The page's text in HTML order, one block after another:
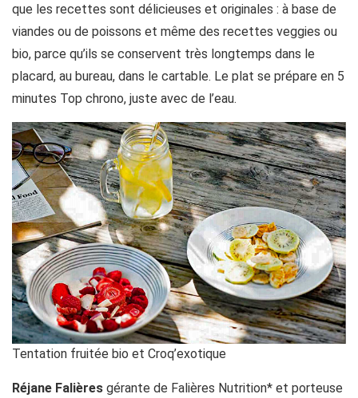
que les recettes sont délicieuses et originales : à base de
viandes ou de poissons et même des recettes veggies ou
bio, parce qu’ils se conservent très longtemps dans le
placard, au bureau, dans le cartable. Le plat se prépare en 5
minutes Top chrono, juste avec de l’eau.
Tentation fruitée bio et Croq’exotique
Réjane Falières gérante de Falières Nutrition* et porteuse